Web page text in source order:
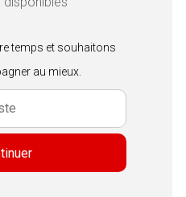
temps et souhaitons
au mieux.